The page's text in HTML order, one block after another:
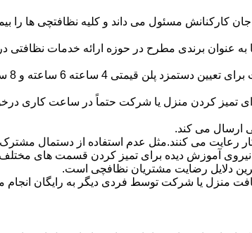
مسئول می داند و کلیه نظافتچی ها را
برندی مطرح در حوزه ارائه خدمات نظافتی در
ارسال می کند.
رعایت می کنند.مثل عدم استفاده از دستمال
نیروی آموزش دیده برای تمیز کردن قسمت های
دلایل رضایت مشتریان نظافچی است.
منزل یا شرکت توسط فردی دیگر به رایگان انجام